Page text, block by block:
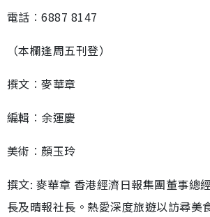
電話︰6887 8147
（本欄逢周五刊登）
撰文︰麥華章
編輯︰余運慶
美術︰顏玉玲
撰文: 麥華章 香港經濟日報集團董事總
長及晴報社長。熱愛深度旅遊以訪尋美